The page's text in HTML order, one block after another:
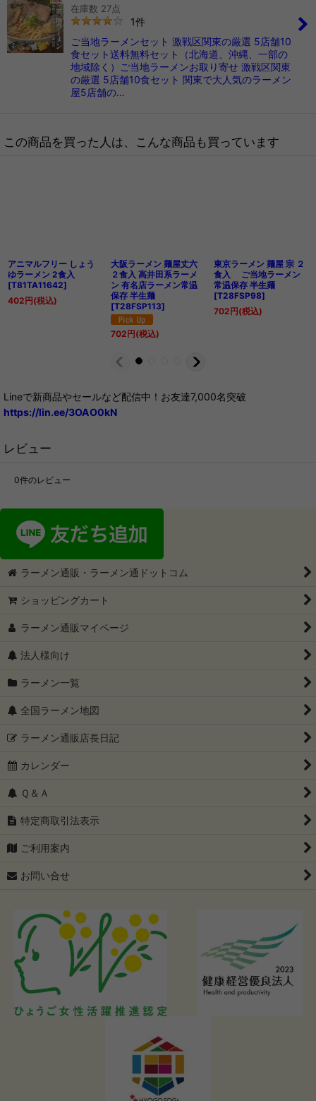
在庫数 27点
1件
ご当地ラーメンセット 激戦区関東の厳選 5店舗10
食セット送料無料セット（北海道、沖縄、一部の
地域除く）ご当地ラーメンお取り寄せ 激戦区関東
の厳選 5店舗10食セット 関東で大人気のラーメン
屋5店舗の…
この商品を買った人は、こんな商品も買っています
アニマルフリー しょう
ゆラーメン 2食入
[T81TA11642]
402 円(税込)
大阪ラーメン 麺屋丈六
２食入 高井田系ラーメ
ン 有名店ラーメン常温
保存 半生麺
[T28FSP113]
702 円(税込)
東京ラーメン 麺屋 宗 ２
食入 ご当地ラーメン
常温保存 半生麺
[T28FSP98]
702 円(税込)
Lineで新商品やセールなど配信中！お友達7,000名突破
https://lin.ee/3OAO0kN
レビュー
0件のレビュー
ラーメン通販・ラーメン通ドットコム
ショッピングカート
ラーメン通販マイページ
法人様向け
ラーメン一覧
全国ラーメン地図
ラーメン通販店長日記
カレンダー
Ｑ＆Ａ
特定商取引法表示
ご利用案内
お問い合せ